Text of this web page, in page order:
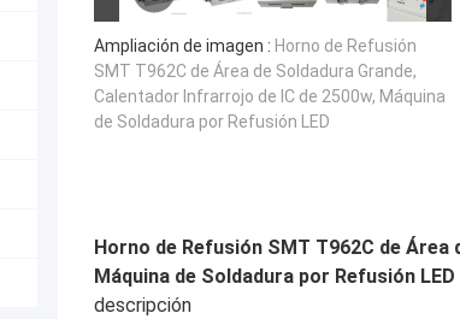
Ampliación de imagen : Horno de Refusión
SMT T962C de Área de Soldadura Grande,
Calentador Infrarrojo de IC de 2500w, Máquina
de Soldadura por Refusión LED
Horno de Refusión SMT T962C de
Máquina de Soldadura por Refusión LED
descripción